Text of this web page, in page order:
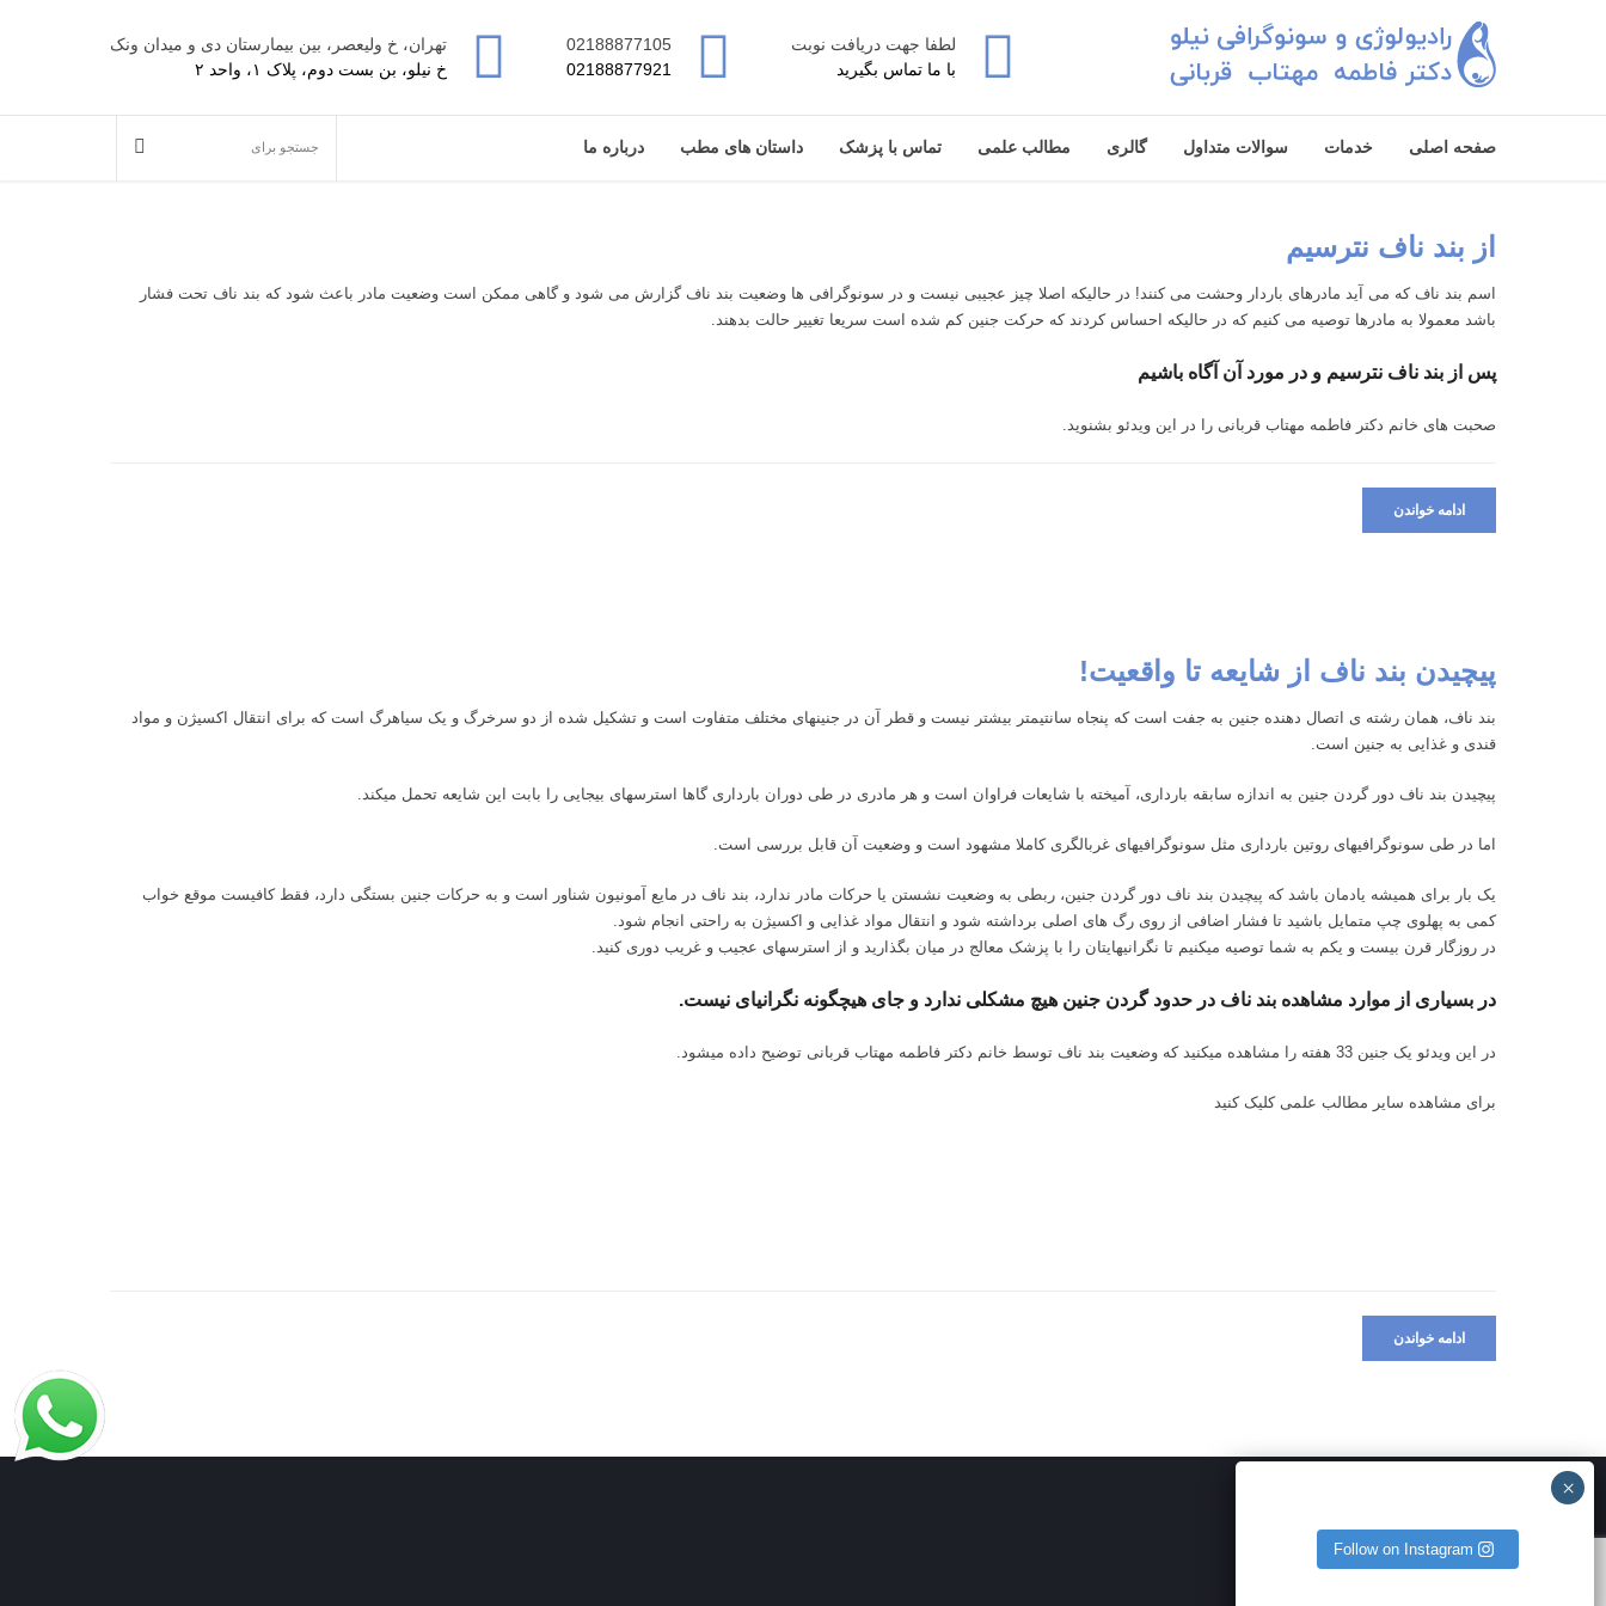
لطفا جهت دریافت نوبت
با ما تماس بگیرید
02188877105
02188877921
تهران، خ ولیعصر، بین بیمارستان دی و میدان ونک
خ نیلو، بن بست دوم، پلاک ۱، واحد ۲
صفحه اصلی خدمات سوالات متداول گالری مطالب علمی تماس با پزشک داستان های مطب درباره ما
از بند ناف نترسیم
اسم بند ناف که می آید مادرهای باردار وحشت می کنند! در حالیکه اصلا چیز عجیبی نیست و در سونوگرافی ها وضعیت بند ناف گزارش می شود و گاهی ممکن است وضعیت مادر باعث شود که بند ناف تحت فشار
باشد معمولا به مادرها توصیه می کنیم که در حالیکه احساس کردند که حرکت جنین کم شده است سریعا تغییر حالت بدهند.
پس از بند ناف نترسیم و در مورد آن آگاه باشیم
صحبت های خانم دکتر فاطمه مهتاب قربانی را در این ویدئو بشنوید.
ادامه خواندن
پیچیدن بند ناف از شایعه تا واقعیت!
بند ناف، همان رشته ی اتصال دهنده جنین به جفت است که پنجاه سانتی‎متر بیشتر نیست و قطر آن در جنین‎های مختلف متفاوت است و تشکیل شده از دو سرخرگ و یک سیاهرگ است که برای انتقال اکسیژن و مواد
قندی و غذایی به جنین است.
پیچیدن بند ناف دور گردن جنین به اندازه سابقه بارداری، آمیخته با شایعات فراوان است و هر مادری در طی دوران بارداری گاها استرس‎های بی‎جایی را بابت این شایعه تحمل می‎کند.
اما در طی سونوگرافی‎های روتین بارداری مثل سونوگرافی‎های غربالگری کاملا مشهود است و وضعیت آن قابل بررسی است.
یک بار برای همیشه یادمان باشد که پیچیدن بند ناف دور گردن جنین، ربطی به وضعیت نشستن یا حرکات مادر ندارد، بند ناف در مایع آمونیون شناور است و به حرکات جنین بستگی دارد، فقط کافیست موقع خواب
کمی به پهلوی چپ متمایل باشید تا فشار اضافی از روی رگ های اصلی برداشته شود و انتقال مواد غذایی و اکسیژن به راحتی انجام شود.
در روزگار قرن بیست و یکم به شما توصیه می‎کنیم تا نگرانی‎هایتان را با پزشک معالج در میان بگذارید و از استرس‎های عجیب و غریب دوری کنید.
در بسیاری از موارد مشاهده بند ناف در حدود گردن جنین هیچ مشکلی ندارد و جای هیچگونه نگرانی‎ای نیست.
در این ویدئو یک جنین 33 هفته را مشاهده می‎کنید که وضعیت بند ناف توسط خانم دکتر فاطمه مهتاب قربانی توضیح داده می‎شود.
برای مشاهده سایر مطالب علمیکلیک کنید
ادامه خواندن
Follow on Instagram